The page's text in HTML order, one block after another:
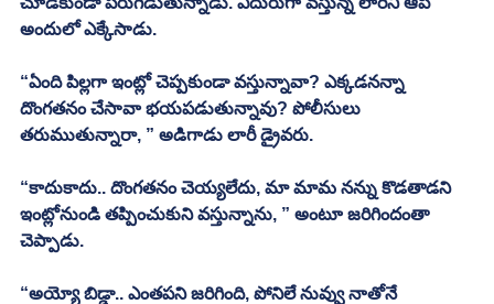
అందులో ఎక్కేసాడు.
“ఏంది పిల్లగా ఇంట్లో చెప్పకుండా వస్తున్నావా? ఎక్కడనన్నా
దొంగతనం చేసావా భయపడుతున్నావు? పోలీసులు
తరుముతున్నారా, ” అడిగాడు లారీ డ్రైవరు.
“కాదుకాదు.. దొంగతనం చెయ్యలేదు, మా మామ నన్ను కొడతాడని
ఇంట్లోనుండి తప్పించుకుని వస్తున్నాను, ” అంటూ జరిగిందంతా
చెప్పాడు.
“అయ్యో బిడ్డా.. ఎంతపని జరిగింది, పోనిలే నువ్వు నాతోనే